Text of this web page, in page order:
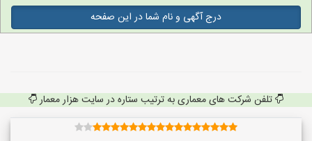
درج آگهی و نام شما در این صفحه
تلفن شرکت های معماری به ترتیب ستاره در سایت هزار معمار